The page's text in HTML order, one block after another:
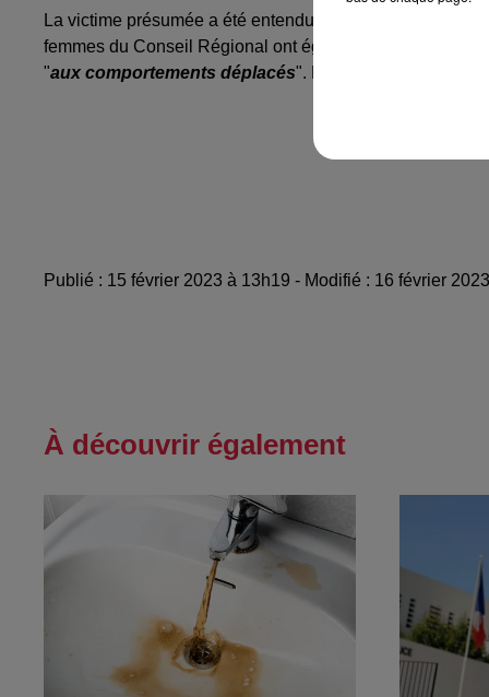
La victime présumée a été entendue par les enquêteurs
femmes du Conseil Régional ont également été
"aux comportements déplacés". D'autres auditions
Publié : 15 février 2023 à 13h19 - Modifié : 16 février
À découvrir également